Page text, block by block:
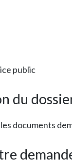
public
du
documents